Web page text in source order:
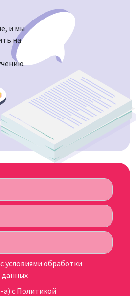
и мы
на
условиями обработки
данных
а) с Политикой